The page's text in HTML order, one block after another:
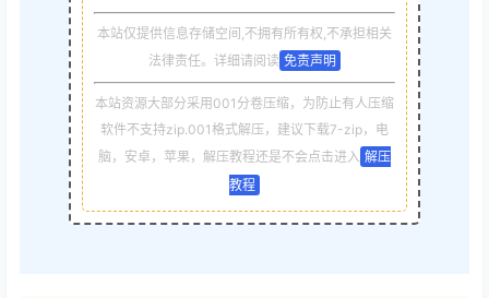
本站仅提供信息存储空间,不拥有所有权,不承担相关
法律责任。详细请阅读 免责声明
本站资源大部分采用001分卷压缩，为防止有人压缩
软件不支持zip.001格式解压，建议下载7-zip，电
脑，安卓，苹果，解压教程还是不会点击进入 解压
教程